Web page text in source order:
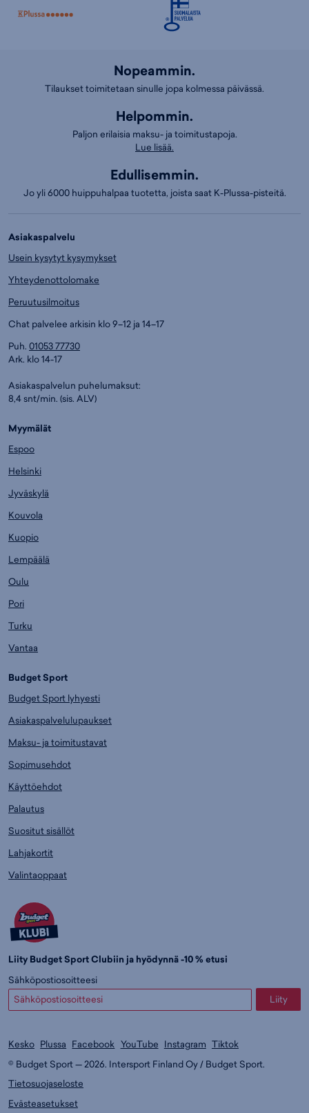
Nopeammin.
Tilaukset toimitetaan sinulle jopa kolmessa päivässä.
Helpommin.
Paljon erilaisia maksu- ja toimitustapoja.
Lue lisää.
Edullisemmin.
Jo yli 6000 huippuhalpaa tuotetta, joista saat K-Plussa-pisteitä.
Asiakaspalvelu
Usein kysytyt kysymykset
Yhteydenottolomake
Peruutusilmoitus
Chat palvelee arkisin klo 9–12 ja 14–17
Puh. 01053 77730
Ark. klo 14-17
Asiakaspalvelun puhelumaksut:
8,4 snt/min. (sis. ALV)
Myymälät
Espoo
Helsinki
Jyväskylä
Kouvola
Kuopio
Lempäälä
Oulu
Pori
Turku
Vantaa
Budget Sport
Budget Sport lyhyesti
Asiakaspalvelulupaukset
Maksu- ja toimitustavat
Sopimusehdot
Käyttöehdot
Palautus
Suositut sisällöt
Lahjakortit
Valintaoppaat
Liity Budget Sport Clubiin ja hyödynnä -10 % etusi
Sähköpostiosoitteesi
Liity
Kesko Plussa Facebook YouTube Instagram Tiktok
© Budget Sport — 2026. Intersport Finland Oy / Budget Sport.
Tietosuojaseloste
Evästeasetukset